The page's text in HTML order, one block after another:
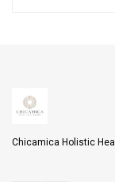
Chicamica Holistic